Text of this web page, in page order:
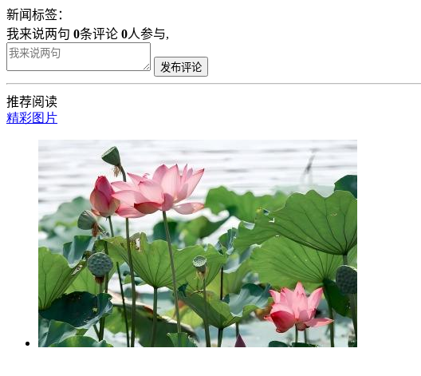
新闻标签：
我来说两句 0条评论 0人参与,
发布评论
推荐阅读